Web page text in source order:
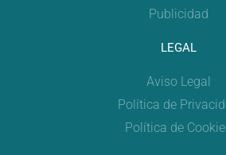
Publicidad
LEGAL
Aviso Legal
Política de
Política de